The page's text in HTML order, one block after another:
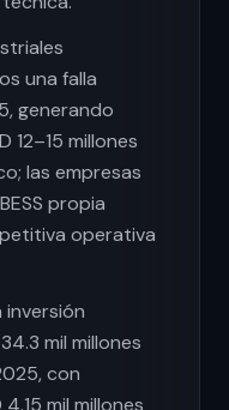
una falla
generando
12–15 millones
las empresas
propia
operativa
inversión
mil millones
con
mil millones